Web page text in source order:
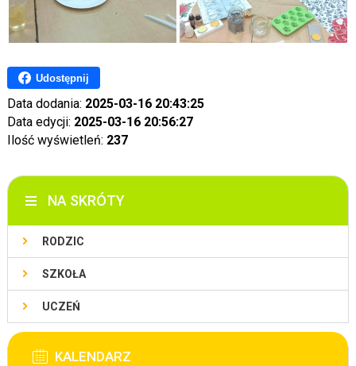
Udostępnij
Data dodania: 2025-03-16 20:43:25
Data edycji: 2025-03-16 20:56:27
Ilość wyświetleń: 237
NA SKRÓTY
RODZIC
SZKOŁA
UCZEŃ
KALENDARZ